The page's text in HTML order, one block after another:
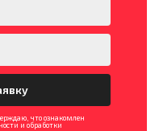
что ознакомлен
и обработки